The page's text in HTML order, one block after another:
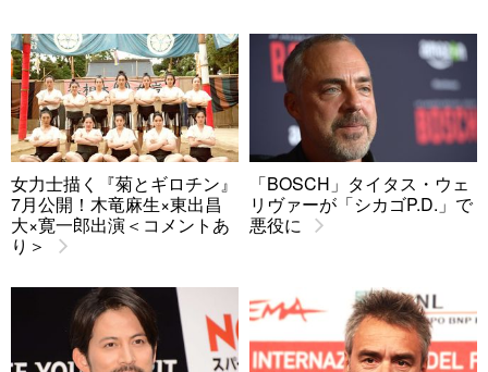
女力士描く『菊とギロチン』
7月公開！木竜麻生×東出昌
大×寛一郎出演＜コメントあ
り＞
「BOSCH」タイタス・ウェ
リヴァーが「シカゴP.D.」で
悪役に